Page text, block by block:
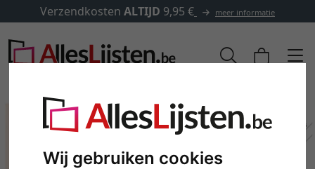
Wij gebruiken cookies
Verzendkosten ALTIJD 9,95 € meer informatie